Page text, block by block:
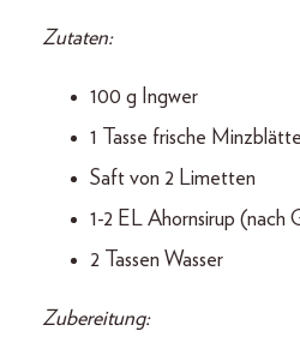
Zutaten:
100 g Ingwer
1 Tasse frische
Saft von 2 Limetten
1-2 EL Ahornsirup (nach
2 Tassen Wasser
Zubereitung: